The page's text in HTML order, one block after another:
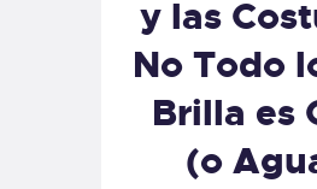
y las
No Todo
Brilla es
(o